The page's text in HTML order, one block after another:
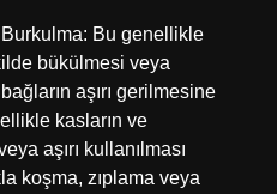
Bu genellikle
bükülmesi veya
aşırı gerilmesine
kasların ve
aşırı kullanılması
koşma, zıplama veya